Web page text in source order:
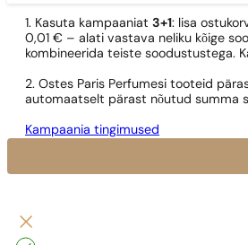
1. Kasuta kampaaniat 3+1: lisa
0,01 € – alati vastava neliku kõige
kombineerida teiste soodustustega.
2. Ostes Paris Perfumesi tooteid
automaatselt pärast nõutud summa
Kampaania tingimused